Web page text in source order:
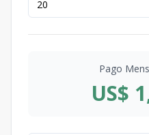
Pago
US$